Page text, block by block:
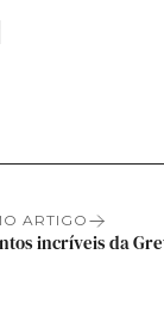
ARTIGO
incríveis da